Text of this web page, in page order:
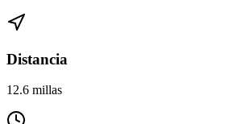
Distancia
12.6 millas